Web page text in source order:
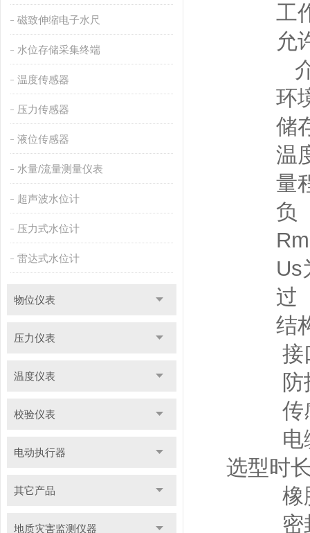
磁致伸缩电子水尺
水位存储采集终端
温度传感器
压力传感器
液位传感器
水量/流量测量仪表
超声波水位计
压力式水位计
雷达式水位计
物位仪表
压力仪表
温度仪表
校验仪表
电动执行器
其它产品
地质灾害监测仪器
工作电
允许
介质
环境
储存
温度影
量程迁
负
Us为
过 载
结构
接口及
防护
传感
电缆：
选型时
橡胶套
密封材